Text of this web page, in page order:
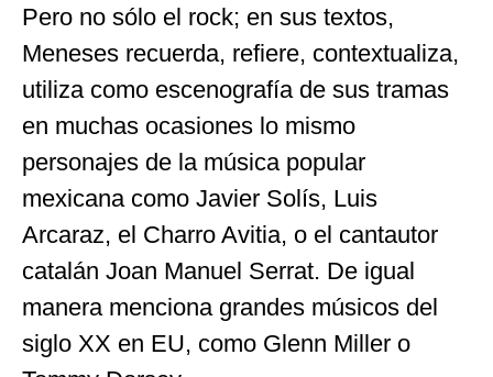
Pero no sólo el rock; en sus textos,
Meneses recuerda, refiere, contextualiza,
utiliza como escenografía de sus tramas
en muchas ocasiones lo mismo
personajes de la música popular
mexicana como Javier Solís, Luis
Arcaraz, el Charro Avitia, o el cantautor
catalán Joan Manuel Serrat. De igual
manera menciona grandes músicos del
siglo XX en EU, como Glenn Miller o